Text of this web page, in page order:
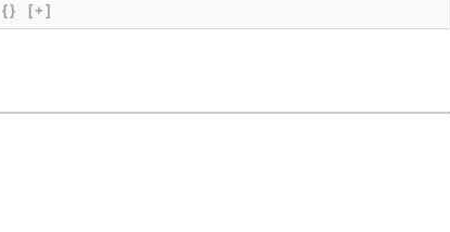
{} [+]